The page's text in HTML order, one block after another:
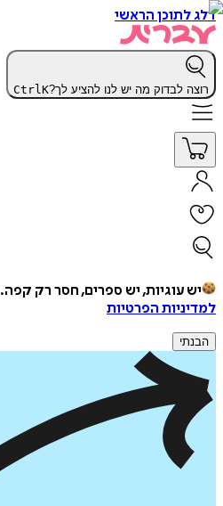
דלג לתוכן הראשי
רוצה לבדוק מה יש לנו להציע לך? CtrlK
יש עוגיות, יש ספרים, חסר רק קפה.
למדיניות הפרטיות
הבנתי